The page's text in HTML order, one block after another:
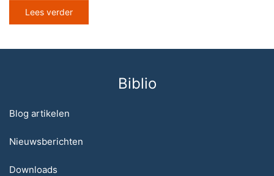
Lees verder
Biblio
Blog artikelen
Nieuwsberichten
Downloads